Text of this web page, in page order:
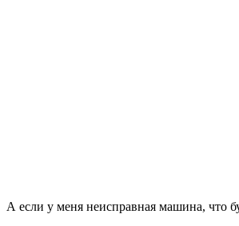
А если у меня неисправная машина, что